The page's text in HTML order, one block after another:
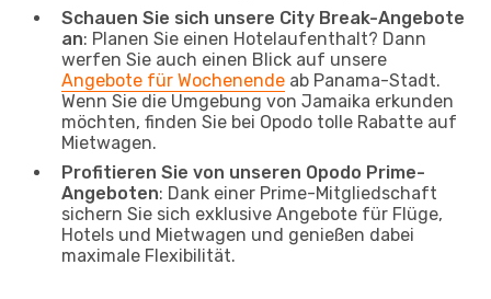
Schauen Sie sich unsere City Break-Angebote
an: Planen Sie einen Hotelaufenthalt? Dann
werfen Sie auch einen Blick auf unsere
Angebote für Wochenende ab Panama-Stadt.
Wenn Sie die Umgebung von Jamaika erkunden
möchten, finden Sie bei Opodo tolle Rabatte auf
Mietwagen.
Profitieren Sie von unseren Opodo Prime-
Angeboten: Dank einer Prime-Mitgliedschaft
sichern Sie sich exklusive Angebote für Flüge,
Hotels und Mietwagen und genießen dabei
maximale Flexibilität.